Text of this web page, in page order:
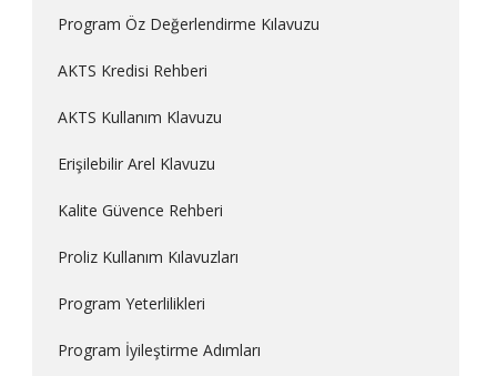
Program Öz Değerlendirme Kılavuzu
AKTS Kredisi Rehberi
AKTS Kullanım Klavuzu
Erişilebilir Arel Klavuzu
Kalite Güvence Rehberi
Proliz Kullanım Kılavuzları
Program Yeterlilikleri
Program İyileştirme Adımları